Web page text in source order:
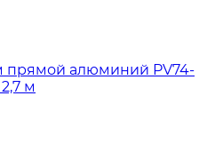
прямой алюминий PV74-
м